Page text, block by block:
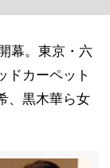
幕。東京・六
ドカーペット
、黒木華ら女